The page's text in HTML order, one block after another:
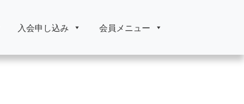
入会申し込み 会員メニュー